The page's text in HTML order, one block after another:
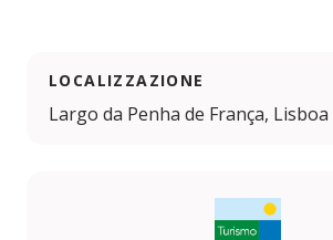
LOCALIZZAZIONE
Largo da Penha de França, Lisboa